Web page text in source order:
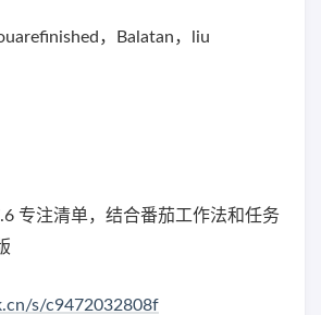
，Balatan，liu
专注清单，结合番茄工作法和任务
s/c9472032808f